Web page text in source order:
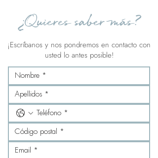
¿Quieres saber más?
¡Escríbanos y nos pondremos en contacto con
usted lo antes posible!